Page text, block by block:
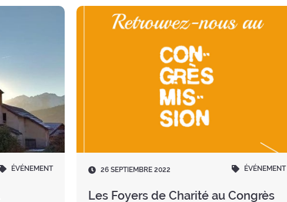
ÉVÉNEMENT
Fecha
26 SEPTIEMBRE 2022 ÉVÉNEMENT
Les Foyers de Charité au Congrès